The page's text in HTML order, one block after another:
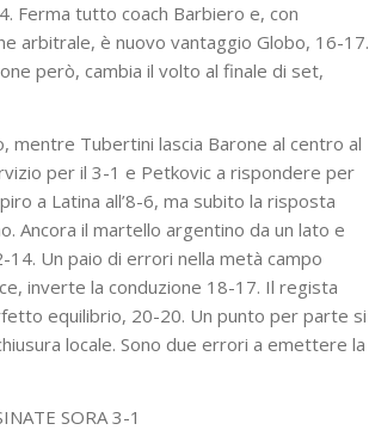
Ferma tutto coach Barbiero e, con
arbitrale, è nuovo vantaggio Globo, 16-17.
però, cambia il volto al finale di set,
mentre Tubertini lascia Barone al centro al
per il 3-1 e Petkovic a rispondere per
a Latina all’8-6, ma subito la risposta
Ancora il martello argentino da un lato e
Un paio di errori nella metà campo
inverte la conduzione 18-17. Il regista
equilibrio, 20-20. Un punto per parte si
locale. Sono due errori a emettere la
SORA 3-1